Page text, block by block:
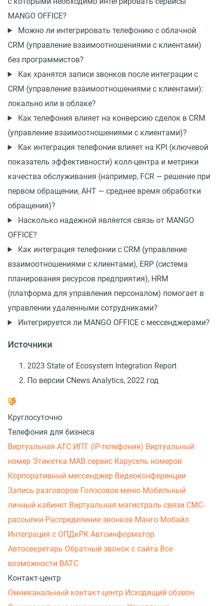
MANGO OFFICE?
Можно ли интегрировать телефонию с облачной
CRM (управление взаимоотношениями с клиентами)
без программистов?
Как хранятся записи звонков после интеграции с
CRM (управление взаимоотношениями с клиентами):
локально или в облаке?
Как телефония влияет на конверсию сделок в CRM
(управление взаимоотношениями с клиентами)?
Как интеграция телефонии влияет на KPI (ключевой
показатель эффективности) колл-центра и метрики
качества обслуживания (например, FCR — решение при
первом обращении, AHT — среднее время обработки
обращения)?
Насколько надежной является связь от MANGO
OFFICE?
Как интеграция телефонии с CRM (управление
взаимоотношениями с клиентами), ERP (система
планирования ресурсов предприятия), HRM
(платформа для управления персоналом) помогает в
управлении удаленными сотрудниками?
Интегрируется ли MANGO OFFICE с мессенджерами?
Источники
2023 State of Ecosystem Integration Report
По версии CNews Analytics, 2022 год
Круглосуточно
Телефония для бизнеса
Виртуальная АТС ИПТ (IP-телефония) Виртуальный
номер Этикетка МАВ сервис Карусель номеров
Корпоративный мессенджер Видеоконференции
Запись разговоров Голосовое меню Мобильный
личный кабинет Виртуальная магистраль связи СМС-
рассылки Распределение звонков Манго Мобайл
Интеграция с ОПДкРК Автоинформатор
Автосекретарь Обратный звонок с сайта Все
возможности ВАТС
Контакт-центр
Омниканальный контакт-центр Исходящий обзвон